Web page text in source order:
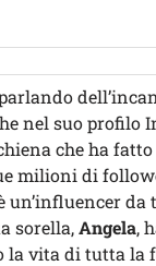
nel suo profilo
che ha
milioni di
da
sorella,Angela,
la vita di tutta la